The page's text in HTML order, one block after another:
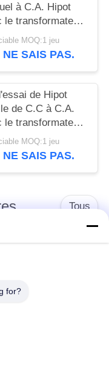
à C.A. Hipot
le transformateur
d'huile de HT
MOQ:1 jeu
NE SAIS PAS.
de Hipot
de C.C à C.A.
le transformateur
rempli de l'huile
MOQ:1 jeu
NE SAIS PAS.
Tous
de test
d'essai de
for?